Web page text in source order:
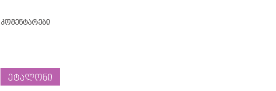
კომენტარები
ეტალონი